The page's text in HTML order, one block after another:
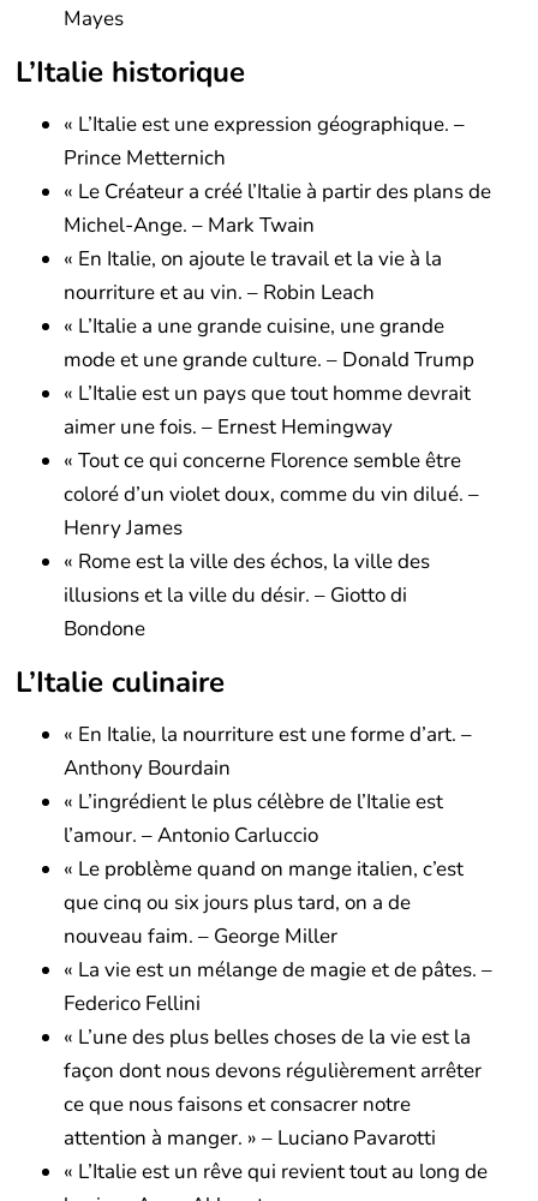
Mayes
L’Italie historique
« L’Italie est une expression géographique. –
Prince Metternich
« Le Créateur a créé l’Italie à partir des plans de
Michel-Ange. – Mark Twain
« En Italie, on ajoute le travail et la vie à la
nourriture et au vin. – Robin Leach
« L’Italie a une grande cuisine, une grande
mode et une grande culture. – Donald Trump
« L’Italie est un pays que tout homme devrait
aimer une fois. – Ernest Hemingway
« Tout ce qui concerne Florence semble être
coloré d’un violet doux, comme du vin dilué. –
Henry James
« Rome est la ville des échos, la ville des
illusions et la ville du désir. – Giotto di
Bondone
L’Italie culinaire
« En Italie, la nourriture est une forme d’art. –
Anthony Bourdain
« L’ingrédient le plus célèbre de l’Italie est
l’amour. – Antonio Carluccio
« Le problème quand on mange italien, c’est
que cinq ou six jours plus tard, on a de
nouveau faim. – George Miller
« La vie est un mélange de magie et de pâtes. –
Federico Fellini
« L’une des plus belles choses de la vie est la
façon dont nous devons régulièrement arrêter
ce que nous faisons et consacrer notre
attention à manger. » – Luciano Pavarotti
« L’Italie est un rêve qui revient tout au long de